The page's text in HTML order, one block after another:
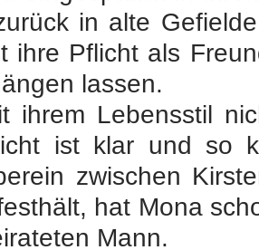
in alte
ihre Pflicht als
lassen.
ihrem Lebensstil
ist klar und so
zwischen
hat Mona
Mann.